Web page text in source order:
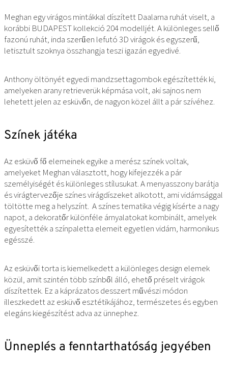
Meghan egy virágos mintákkal díszített Daalarna ruhát viselt, a
korábbi BUDAPEST kollekció 204 modelljét. A különleges sellő
fazonú ruhát, inda szerűen lefutó 3D virágok és egyszerű,
letisztult szoknya összhangja teszi igazán egyedivé.
Anthony öltönyét egyedi mandzsettagombok egészítették ki,
amelyeken arany retrieverük képmása volt, aki sajnos nem
lehetett jelen az esküvőn, de nagyon közel állt a pár szívéhez.
Színek játéka
Az esküvő fő elemeinek egyike a merész színek voltak,
amelyeket Meghan választott, hogy kifejezzék a pár
személyiségét és különleges stílusukat. A menyasszony barátja
és virágtervezője színes virágdíszeket alkotott, ami vidámsággal
töltötte meg a helyszínt. A színes tematika végig kísérte a nagy
napot, a dekoratőr különféle árnyalatokat kombinált, amelyek
egyesítették a színpaletta elemeit egyetlen vidám, harmonikus
egésszé.
Az esküvői torta is kiemelkedett a különleges design elemek
közül, amit szintén több színből álló, ehető préselt virágok
díszítettek. Ez a káprázatos desszert művészi módon
illeszkedett az esküvő esztétikájához, természetes és egyben
elegáns kiegészítést adva az ünnephez.
Ünneplés a fenntarthatóság jegyében